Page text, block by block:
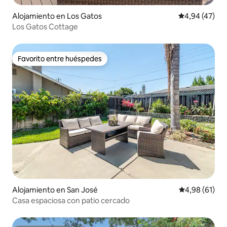
Alojamiento en Los Gatos Calificación
4,94 (47)
Los Gatos Cottage
Favorito entre huéspedes
Favorito entre huéspedes
Alojamiento en San José Calificación
4,98 (61)
Casa espaciosa con patio cercado